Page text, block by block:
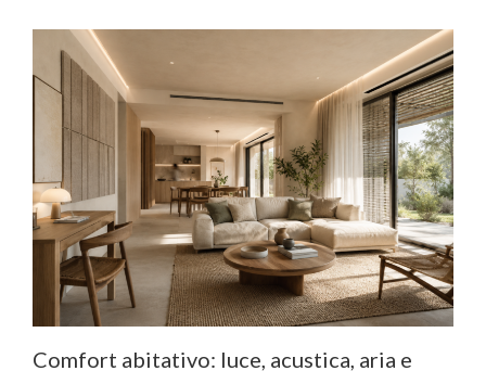
Comfort abitativo: luce, acustica, aria e